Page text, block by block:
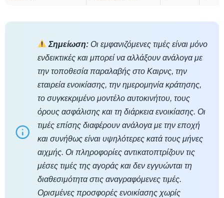
Σημείωση: Οι εμφανιζόμενες τιμές είναι μόνο
ενδεικτικές και μπορεί να αλλάξουν ανάλογα με
την τοποθεσία παραλαβής στο Καιρνς, την
εταιρεία ενοικίασης, την ημερομηνία κράτησης,
το συγκεκριμένο μοντέλο αυτοκινήτου, τους
όρους ασφάλισης και τη διάρκεια ενοικίασης. Οι
τιμές επίσης διαφέρουν ανάλογα με την εποχή
και συνήθως είναι υψηλότερες κατά τους μήνες
αιχμής. Οι πληροφορίες αντικατοπτρίζουν τις
μέσες τιμές της αγοράς και δεν εγγυώνται τη
διαθεσιμότητα στις αναγραφόμενες τιμές.
Ορισμένες προσφορές ενοικίασης χωρίς